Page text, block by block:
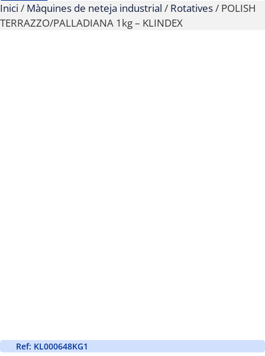
Inici / Màquines de neteja industrial / Rotatives/ POLISH
TERRAZZO/PALLADIANA 1kg – KLINDEX
Ref: KL000648KG1